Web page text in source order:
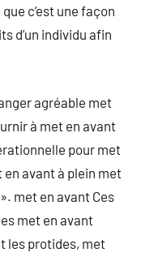
c’est une façon
d’un individu afin
agréable met
à met en avant
pour met
en avant à plein met
met en avant Ces
met en avant
les protides, met